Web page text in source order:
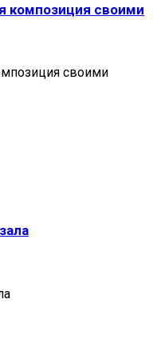
композиция своими
своими